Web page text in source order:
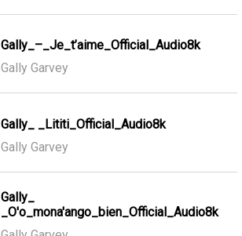
Gally_–_Je_t’aime_Official_Audio8k
Gally Garvey
Gally_ _Lititi_Official_Audio8k
Gally Garvey
Gally_
_O'o_mona'ango_bien_Official_Audio8k